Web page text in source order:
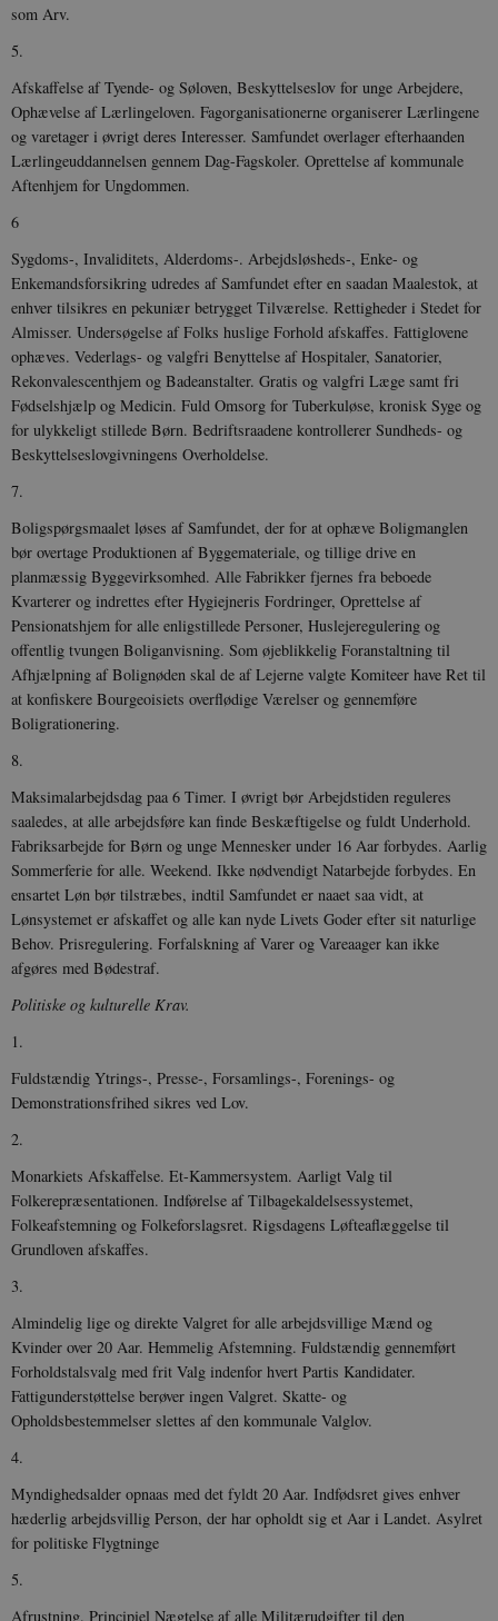
som Arv.
5.
Afskaffelse af Tyende- og Søloven, Beskyttelseslov for unge Arbejdere,
Ophævelse af Lærlingeloven. Fagorganisationerne organiserer Lærlingene
og varetager i øvrigt deres Interesser. Samfundet overlager efterhaanden
Lærlingeuddannelsen gennem Dag-Fagskoler. Oprettelse af kommunale
Aftenhjem for Ungdommen.
6
Sygdoms-, Invaliditets, Alderdoms-. Arbejdsløsheds-, Enke- og
Enkemandsforsikring udredes af Samfundet efter en saadan Maalestok, at
enhver tilsikres en pekuniær betrygget Tilværelse. Rettigheder i Stedet for
Almisser. Undersøgelse af Folks huslige Forhold afskaffes. Fattiglovene
ophæves. Vederlags- og valgfri Benyttelse af Hospitaler, Sanatorier,
Rekonvalescenthjem og Badeanstalter. Gratis og valgfri Læge samt fri
Fødselshjælp og Medicin. Fuld Omsorg for Tuberkuløse, kronisk Syge og
for ulykkeligt stillede Børn. Bedriftsraadene kontrollerer Sundheds- og
Beskyttelseslovgivningens Overholdelse.
7.
Boligspørgsmaalet løses af Samfundet, der for at ophæve Boligmanglen
bør overtage Produktionen af Byggemateriale, og tillige drive en
planmæssig Byggevirksomhed. Alle Fabrikker fjernes fra beboede
Kvarterer og indrettes efter Hygiejneris Fordringer, Oprettelse af
Pensionatshjem for alle enligstillede Personer, Huslejeregulering og
offentlig tvungen Boliganvisning. Som øjeblikkelig Foranstaltning til
Afhjælpning af Bolignøden skal de af Lejerne valgte Komiteer have Ret til
at konfiskere Bourgeoisiets overflødige Værelser og gennemføre
Boligrationering.
8.
Maksimalarbejdsdag paa 6 Timer. I øvrigt bør Arbejdstiden reguleres
saaledes, at alle arbejdsføre kan finde Beskæftigelse og fuldt Underhold.
Fabriksarbejde for Børn og unge Mennesker under 16 Aar forbydes. Aarlig
Sommerferie for alle. Weekend. Ikke nødvendigt Natarbejde forbydes. En
ensartet Løn bør tilstræbes, indtil Samfundet er naaet saa vidt, at
Lønsystemet er afskaffet og alle kan nyde Livets Goder efter sit naturlige
Behov. Prisregulering. Forfalskning af Varer og Vareaager kan ikke
afgøres med Bødestraf.
Politiske og kulturelle Krav.
1.
Fuldstændig Ytrings-, Presse-, Forsamlings-, Forenings- og
Demonstrationsfrihed sikres ved Lov.
2.
Monarkiets Afskaffelse. Et-Kammersystem. Aarligt Valg til
Folkerepræsentationen. Indførelse af Tilbagekaldelsessystemet,
Folkeafstemning og Folkeforslagsret. Rigsdagens Løfteaflæggelse til
Grundloven afskaffes.
3.
Almindelig lige og direkte Valgret for alle arbejdsvillige Mænd og
Kvinder over 20 Aar. Hemmelig Afstemning. Fuldstændig gennemført
Forholdstalsvalg med frit Valg indenfor hvert Partis Kandidater.
Fattigunderstøttelse berøver ingen Valgret. Skatte- og
Opholdsbestemmelser slettes af den kommunale Valglov.
4.
Myndighedsalder opnaas med det fyldt 20 Aar. Indfødsret gives enhver
hæderlig arbejdsvillig Person, der har opholdt sig et Aar i Landet. Asylret
for politiske Flygtninge
5.
Afrustning. Principiel Nægtelse af alle Militærudgifter til den